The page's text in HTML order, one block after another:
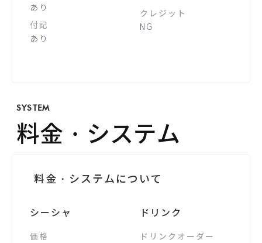
あり
付記
あり
クレジット
NG
SYSTEM
料金・システム
料金・システムについて
シーシャ
価格
ドリンク
ドリンクオーダー